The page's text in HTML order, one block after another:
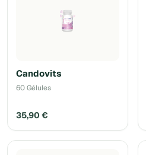
Candovits
60 Gélules
35,90 €